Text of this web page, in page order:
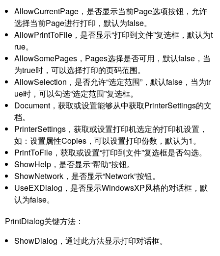
AllowCurrentPage，是否显示当前Page选项按钮，允许
选择当前Page进行打印，默认为false。
AllowPrintToFile，是否显示“打印到文件”复选框，默认为t
rue。
AllowSomePages，Pages选择是否可用，默认false，当
为true时，可以选择打印的页码范围。
AllowSelection，是否允许“选定范围”，默认false，当为tr
ue时，可以勾选“选定范围”复选框。
Document，获取或设置能够从中获取PrinterSettings的文
档。
PrinterSettings，获取或设置打印机选定的打印机设置，
如：设置属性Copies，可以设置打印份数，默认为1。
PrintToFile，获取或设置“打印到文件”复选框是否勾选。
ShowHelp，是否显示“帮助”按钮。
ShowNetwork，是否显示“Network”按钮。
UseEXDialog，是否显示WindowsXP风格的对话框，默
认为false。
PrintDialog关键方法：
ShowDialog，通过此方法显示打印对话框。